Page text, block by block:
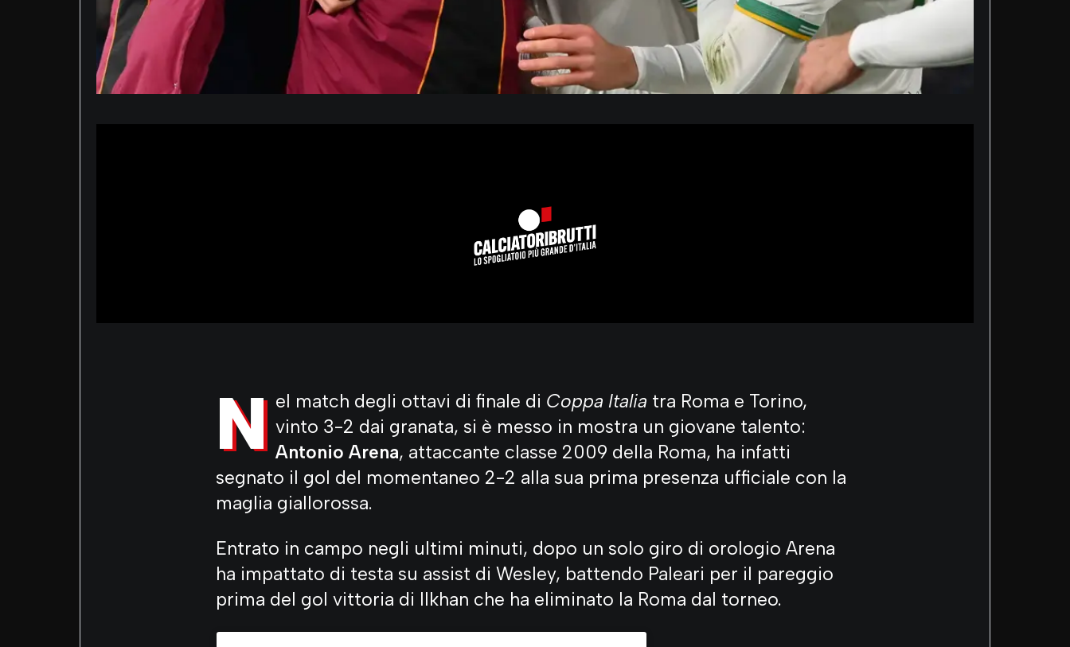
N el match degli ottavi di finale di Coppa Italia tra Roma e Torino,
vinto 3-2 dai granata, si è messo in mostra un giovane talento:
Antonio Arena, attaccante classe 2009 della Roma, ha infatti
segnato il gol del momentaneo 2-2 alla sua prima presenza ufficiale con la
maglia giallorossa.
Entrato in campo negli ultimi minuti, dopo un solo giro di orologio Arena
ha impattato di testa su assist di Wesley, battendo Paleari per il pareggio
prima del gol vittoria di Ilkhan che ha eliminato la Roma dal torneo.